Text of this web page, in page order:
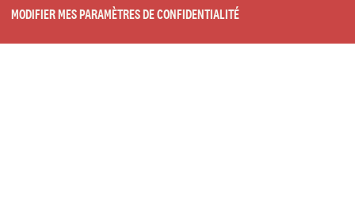
MODIFIER MES PARAMÈTRES DE CONFIDENTIALITÉ